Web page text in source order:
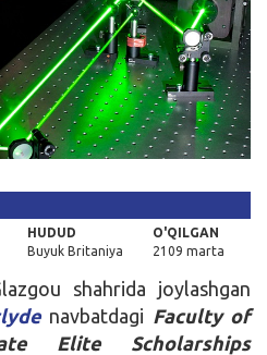
HUDUD
Buyuk Britaniya
O'QILGAN
2109 marta
shahrida joylashgan
navbatdagi Faculty of
Elite Scholarships